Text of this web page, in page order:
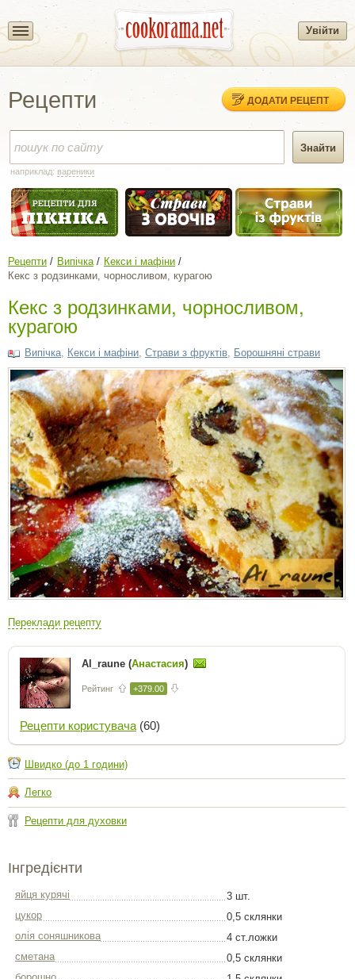
Увійти
Рецепти ДОДАТИ РЕЦЕПТ
наприклад: вареники
Рецепти Випічка
Кекси і мафіни
Кекс з родзинками, чорносливом, курагою
Кекс з родзинками, чорносливом,
курагою
Випічка Кекси і мафіни Страви з фруктів Борошняні страви
Переклади рецепту
Al_raune (Анастасия)
Рейтинг +379.00
Рецепти користувача (60)
Швидко (до 1 години)
Легко
Рецепти для духовки
Інгредієнти
яйця курячі
3 шт.
цукор
0,5 склянки
олія соняшникова
4 ст.ложки
сметана
0,5 склянки